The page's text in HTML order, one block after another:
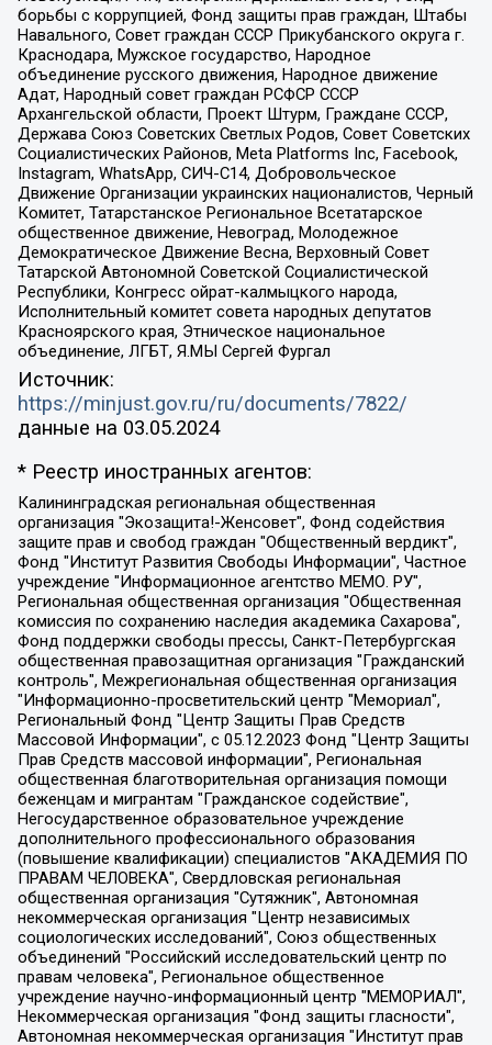
борьбы с коррупцией, Фонд защиты прав граждан, Штабы
Навального, Совет граждан СССР Прикубанского округа г.
Краснодара, Мужское государство, Народное
объединение русского движения, Народное движение
Адат, Народный совет граждан РСФСР СССР
Архангельской области, Проект Штурм, Граждане СССР,
Держава Союз Советских Светлых Родов, Совет Советских
Социалистических Районов, Meta Platforms Inc, Facebook,
Instagram, WhatsApp, СИЧ-С14, Добровольческое
Движение Организации украинских националистов, Черный
Комитет, Татарстанское Региональное Всетатарское
общественное движение, Невоград, Молодежное
Демократическое Движение Весна, Верховный Совет
Татарской Автономной Советской Социалистической
Республики, Конгресс ойрат-калмыцкого народа,
Исполнительный комитет совета народных депутатов
Красноярского края, Этническое национальное
объединение, ЛГБТ, Я.МЫ Сергей Фургал
Источник:
https://minjust.gov.ru/ru/documents/7822/
данные на 03.05.2024
* Реестр иностранных агентов:
Калининградская региональная общественная организация "Экозащита!-Женсовет", Фонд содействия защите прав и свобод граждан "Общественный вердикт", Фонд "Институт Развития Свободы Информации", Частное учреждение "Информационное агентство МЕМО. РУ", Региональная общественная организация "Общественная комиссия по сохранению наследия академика Сахарова", Фонд поддержки свободы прессы, Санкт-Петербургская общественная правозащитная организация "Гражданский контроль", Межрегиональная общественная организация "Информационно-просветительский центр "Мемориал", Региональный Фонд "Центр Защиты Прав Средств Массовой Информации", с 05.12.2023 Фонд "Центр Защиты Прав Средств массовой информации", Региональная общественная благотворительная организация помощи беженцам и мигрантам "Гражданское содействие", Негосударственное образовательное учреждение дополнительного профессионального образования (повышение квалификации) специалистов "АКАДЕМИЯ ПО ПРАВАМ ЧЕЛОВЕКА", Свердловская региональная общественная организация "Сутяжник", Автономная некоммерческая организация "Центр независимых социологических исследований", Союз общественных объединений "Российский исследовательский центр по правам человека", Региональное общественное учреждение научно-информационный центр "МЕМОРИАЛ", Некоммерческая организация "Фонд защиты гласности", Автономная некоммерческая организация "Институт прав человека", Городская общественная организация "Екатеринбургское общество "МЕМОРИАЛ", Городская общественная организация "Рязанское историко-просветительское и правозащитное общество "Мемориал" (Рязанский Мемориал), Челябинский региональный орган общественной самодеятельности – женское общественное объединение "Женщины Евразии", Челябинский региональный орган общественной самодеятельности "Уральская правозащитная группа", Фонд содействия защите здоровья и социальной справедливости имени Андрея Рылькова, Автономная Некоммерческая Организация "Аналитический Центр Юрия Левады", Автономная некоммерческая организация социальной поддержки населения "Проект Апрель", Региональная общественная организация помощи женщинам и детям, находящимся в кризисной ситуации "Информационно-методический центр "Анна", Фонд содействия развитию массовых коммуникаций и правовому просвещению "Так-так-Так", Фонд содействия устойчивому развитию "Серебряная тайга", Свердловский региональный общественный фонд социальных проектов "Новое время", "Idel.Реалии", Кавказ.Реалии, Крым.Реалии, Телеканал Настоящее Время, Татаро-башкирская служба Радио Свобода (Azatliq Radiosi), Радио Свободная Европа/Радио Свобода (PCE/PC), "Сибирь.Реалии", "Фактограф", Благотворительный фонд помощи осужденным и их семьям, Автономная некоммерческая организация "Институт глобализации и социальных движений", Фонд "В защиту прав заключенных", Частное учреждение "Центр поддержки и содействия развитию средств массовой информации", Пензенский региональный общественный благотворительный фонд "Гражданский союз", "Север.Реалии", Некоммерческая организация Фонд "Правовая инициатива", Общество с ограниченной ответственностью "Радио Свободная Европа/Радио Свобода", Чешское информационное агентство "MEDIUM-ORIENT", Красноярская региональная общественная организация "Мы против СПИДа", Камалягин Денис Николаевич, Маркелов Сергей Евгеньевич, Пономарев Лев Александрович, Савицкая Людмила Алексеевна, Автономная некоммерческая организация "Центр по работе с проблемой насилия "НАСИЛИЮ.НЕТ", Межрегиональный профессиональный союз работников здравоохранения "Альянс врачей", Юридическое лицо, зарегистрированное в Латвийской Республике, SIA "Medusa Project" (регистрационный номер 40103797863, дата регистрации 10.06.2014), Некоммерческая организация "Фонд по борьбе с коррупцией", Автономная некоммерческая организация "Институт права и публичной политики", Баданин Роман Сергеевич, Гликин Максим Александрович, Железнова Мария Михайловна, Лукьянова Юлия Сергеевна, Маетная Елизавета Витальевна, Маняхин Петр Борисович, Чуракова Ольга Владимировна, Ярош Юлия Петровна, Юридическое лицо "The Insider SIA", зарегистрированное в Риге, Латвийская Республика (дата регистрации 26.06.2015), являющееся администратором доменного имени интернет-издания "The Insider SIA", https://theins.ru, Постернак Алексей Евгеньевич, Рубин Михаил Аркадьевич, Анин Роман Александрович, Юридическое лицо Istories fonds, зарегистрированное в Латвийской Республике (регистрационный номер 50008295751, дата регистрации 24.02.2020), Великовский Дмитрий Александрович, Долинина Ирина Николаевна, Мароховская Алеся Алексеевна, Шлейнов Роман Юрьевич, Шмагун Олеся Валентиновна, Общество с ограниченной ответственностью "Альтаир 2021", Общество с ограниченной ответственностью "Вега 2021", Общество с ограниченной ответственностью "Главный редактор 2021", Общество с ограниченной ответственностью "Ромашки монолит", Важенков Артем Валерьевич, Ивановская областная общественная организация "Центр гендерных исследований", Гурман Юрий Альбертович, Медиапроект "ОВД-Инфо", Егоров Владимир Владимирович, Жилинский Владимир Александрович, Общество с ограниченной ответственностью "ЗП", Иванова София Юрьевна, Карезина Инна Павловна, Кильтау Екатерина Викторовна, Петров Алексей Викторович, Пискунов Сергей Евгеньевич, Смирнов Сергей Сергеевич, Тихонов Михаил Сергеевич, Общество с ограниченной ответственностью "ЖУРНАЛИСТ-ИНОСТРАННЫЙ АГЕНТ", Арапова Галина Юрьевна, Вольтская Татьяна Анатольевна, Американская компания "Mason G.E.S. Anonymous Foundation" (США), являющаяся владельцем интернет-издания https://mnews.world/, Компания "Stichting Bellingcat", зарегистрированная в Нидерландах (дата регистрации 11.07.2018), Захаров Андрей Вячеславович, Клепиковская Екатерина Дмитриевна, Общество с ограниченной ответственностью "МЕМО", Перл Роман Александрович, Симонов Евгений Алексеевич, Соловьева Елена Анатольевна, Сотников Даниил Владимирович, Сурначева Елизавета Дмитриевна, Автономная некоммерческая организация по защите прав человека и информированию населения "Якутия – Наше Мнение", Общество с ограниченной ответственностью "Москоу диджитал медиа", с 26.01.2023 Общество с ограниченной ответственностью "Чайка Белые сады", Ветошкина Валерия Валерьевна, Заговора Максим Александрович, Межрегиональное общественное движение "Российская ЛГБТ - сеть", Оленичев Максим Владимирович, Павлов Иван Юрьевич, Скворцова Елена Сергеевна, Общество с ограниченной ответственностью "Как бы инагент", Кочетков Игорь Викторович, Общество с ограниченной ответственностью "Честные выборы", Еланчик Олег Александрович, Общество с ограниченной ответственностью "Нобелевский призыв", Гималова Регина Эмилевна, Григорьев Андрей Валерьевич, Григорьева Алина Александровна, Ассоциация по содействию защите прав призывников, альтернативнослужащих и военнослужащих "Правозащитная группа "Гражданин.Армия.Право", Хисамова Регина Фаритовна, Автономная некоммерческая организация по реализации социально-правовых программ "Лилит", Дальневосточное общественное движение "Маяк", Санкт-Петербургская ЛГБТ-инициативная группа "Выход", Инициативная группа ЛГБТ+ "Реверс", Алексеев Андрей Викторович, Бекбулатова Таисия Львовна, Беляев Иван Михайлович, Владыкина Елена Сергеевна, Гельман Марат Александрович, Никульшина Вероника Юрьевна, Толоконникова Надежда Андреевна, Шендерович Виктор Анатольевич, Общество с ограниченной ответственностью "Данное сообщение", Общество с ограниченной ответственностью Издательский дом "Новая глава", Айнбиндер Александра Александровна, Московский комьюнити-центр для ЛГБТ+инициатив, Благотворительный фонд развития филантропии, Deutsche Welle (Германия, Kurt-Schumacher-Strasse 3, 53113 Bonn), Борзунова Мария Михайловна, Воробьев Виктор Викторович, Голубева Анна Львовна, Константинова Алла Михайловна, Малкова Ирина Владимировна, Мурадов Мурад Абдулгалимович, Осетинская Елизавета Николаевна, Понасенков Евгений Николаевич, Ганапольский Матвей Юрьевич, Киселев Евгений Алексеевич, Борухович Ирина Григорьевна, Дремин Иван Тимофеевич, Дубровский Дмитрий Викторович, Красноярская региональная общественная организация поддержки и развития альтернативных образовательных технологий и межкультурных коммуникаций "ИНТЕРРА", Маяковская Екатерина Алексеевна, Фейгин Марк Захарович, Филимонов Андрей Викторович, Дзугкоева Регина Николаевна, Доброхотов Роман Александрович, Дудь Юрий Александрович, Елкин Сергей Владимирович, Кругликов Кирилл Игоревич, Сабунаева Мария Леонидовна, Семенов Алексей Владимирович, Шаинян Карен Багратович, Шульман Екатерина Михайловна, Асафьев Артур Валерьевич, Вахштайн Виктор Семенович, Венедиктов Алексей Алексеевич, Лушникова Екатерина Евгеньевна, Волков Леонид Михайлович, Невзоров Александр Глебович, Пархоменко Сергей Борисович, Сироткин Ярослав Николаевич, Кара-Мурза Владимир Владимирович, Баранова Наталья Владимировна, Гозман Леонид Яковлевич, Кагарлицкий Борис Юльевич, Климарев Михаил Валерьевич, Милов Владимир Станиславович, Автономная некоммерческая организация Краснодарский центр современного искусства "Типография", Моргенштерн Алишер Тагирович, Соболь Любовь Эдуардовна, Общество с ограниченной ответственностью "ЛИЗА НОРМ", Каспаров Гарри Кимович, Ходорковский Михаил Борисович, Общество с ограниченной ответственностью "Апрельские тезисы", Данилович Ирина Брониславовна, Кашин Олег Владимирович, Петров Николай Владимирович, Пивоваров Алексей Владимирович, Соколов Михаил Владимирович, Цветкова Юлия Владимировна, Чичваркин Евгений Александрович, Комитет против пыток/Команда против пыток, Общество с ограниченной ответственностью "Первый научный", Общество с ограниченной ответственностью "Вертолет и ко", Белоцерковская Вероника Борисовна, Кац Максим Евгеньевич, Лазарева Татьяна Юрьевна, Шаведдинов Руслан Табризович, Яшин Илья Валерьевич, Общество с ограниченной ответственностью "Иноагент ААВ", Алешковский Дмитрий Петрович, Альбац Евгения Марковна, Быков Дмитрий Львович, Галямина Юлия Евгеньевна, Лойко Сергей Леонидович, Мартынов Кирилл Константинович, Медведев Сергей Александрович, Крашенинников Федор Геннадиевич, Гордеева Катерина Вл